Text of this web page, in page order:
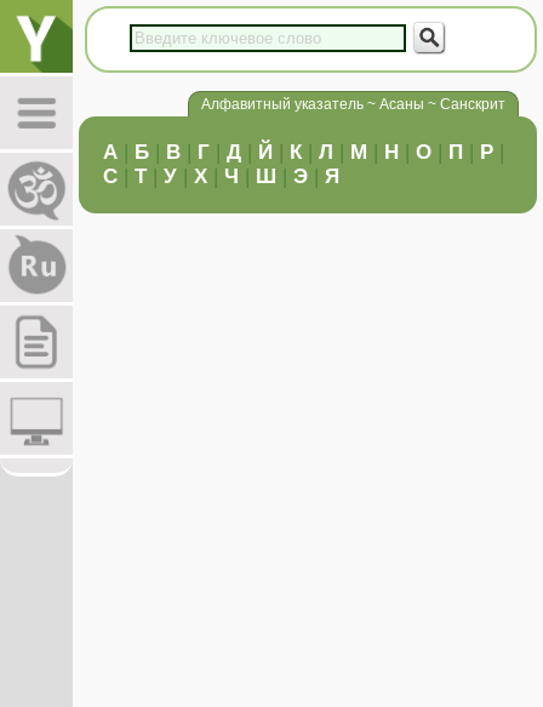
Алфавитный указатель ~ Асаны ~ Санскрит
А | Б | В | Г | Д | Й | К | Л | М | Н | О | П | Р |
С | Т| У | Х | Ч | Ш | Э | Я